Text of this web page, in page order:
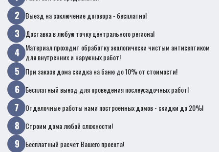
Выезд на заключение договора - бесплатно!
Доставка в любую точку центрального региона!
Материал проходит обработку экологически чистым антисептиком
для внутренних и наружных работ!
При заказе дома скидка на баню до 10% от стоимости!
Бесплатный выезд для проведения послеусадочных работ!
Отделочные работы нами построенных домов - скидки до 20%!
Строим дома любой сложности!
Бесплатный расчет Вашего проекта!